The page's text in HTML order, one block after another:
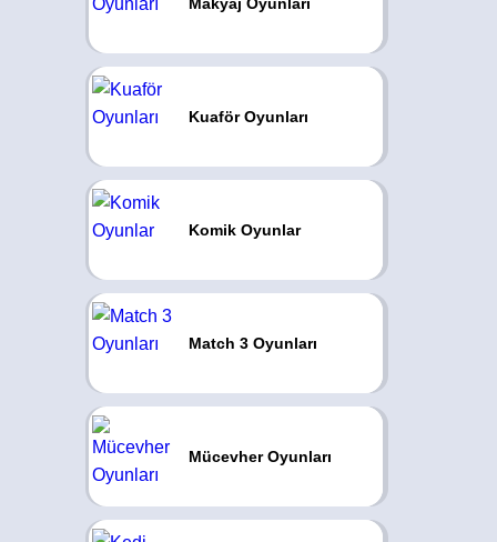
Kuaför Oyunları
Komik Oyunlar
Match 3 Oyunları
Mücevher Oyunları